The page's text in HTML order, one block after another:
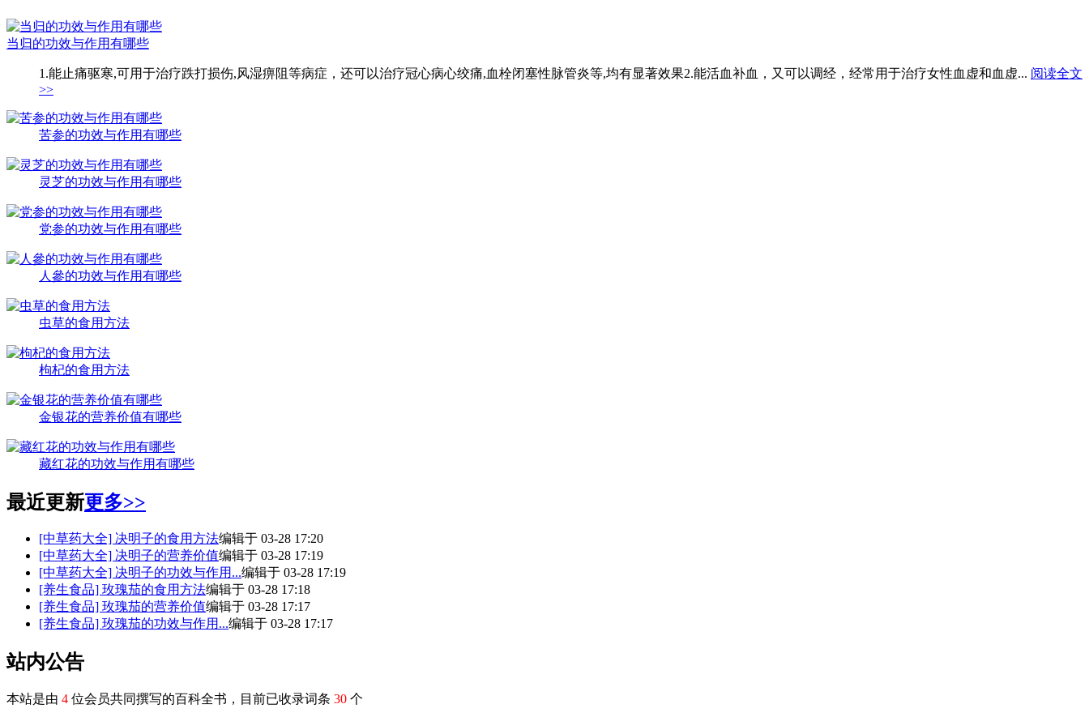
当归的功效与作用有哪些
1.能止痛驱寒,可用于治疗跌打损伤,风湿痹阻等病症，还可以治疗冠心病心绞痛,血栓闭塞性脉管炎等,均有显著效果2.能活血补血，又可以调经，经常用于治疗女性血虚和血虚... 阅读全文
>>
苦参的功效与作用有哪些
灵芝的功效与作用有哪些
党参的功效与作用有哪些
人參的功效与作用有哪些
虫草的食用方法
枸杞的食用方法
金银花的营养价值有哪些
藏红花的功效与作用有哪些
最近更新更多>>
[中草药大全] 决明子的食用方法编辑于 03-28 17:20
[中草药大全] 决明子的营养价值编辑于 03-28 17:19
[中草药大全] 决明子的功效与作用...编辑于 03-28 17:19
[养生食品] 玫瑰茄的食用方法编辑于 03-28 17:18
[养生食品] 玫瑰茄的营养价值编辑于 03-28 17:17
[养生食品] 玫瑰茄的功效与作用...编辑于 03-28 17:17
站内公告
本站是由 4 位会员共同撰写的百科全书，目前已收录词条 30 个